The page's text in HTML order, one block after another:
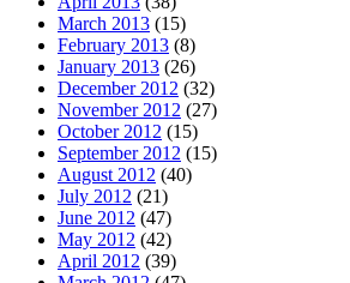
March 2013 (15)
February 2013 (8)
January 2013 (26)
December 2012 (32)
November 2012 (27)
October 2012 (15)
September 2012 (15)
August 2012 (40)
July 2012 (21)
June 2012 (47)
May 2012 (42)
April 2012 (39)